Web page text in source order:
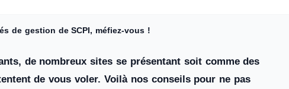
de gestion de SCPI, méfiez-vous !
de nombreux sites se présentant soit comme des
de vous voler. Voilà nos conseils pour ne pas